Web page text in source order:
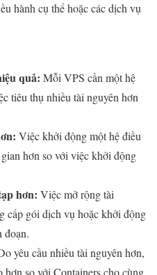
hành cụ thể hoặc các dịch vụ
quả: Mỗi VPS cần một hệ
tiêu thụ nhiều tài nguyên hơn
Việc khởi động một hệ điều
hơn so với việc khởi động
hơn: Việc mở rộng tài
cấp gói dịch vụ hoặc khởi động
đoạn.
yêu cầu nhiều tài nguyên hơn,